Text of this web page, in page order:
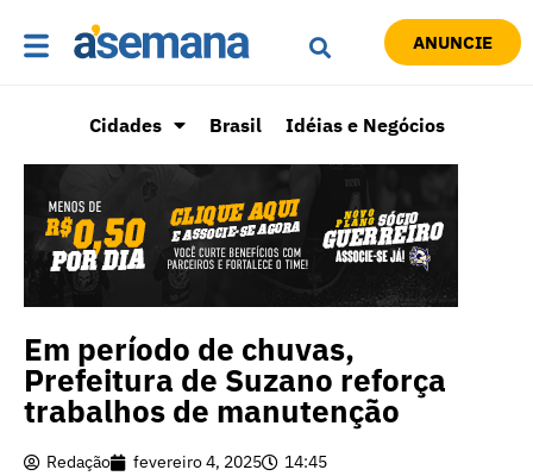
ANUNCIE
Cidades Brasil Idéias e Negócios
Em período de chuvas,
Prefeitura de Suzano reforça
trabalhos de manutenção
Redação fevereiro 4, 2025 14:45